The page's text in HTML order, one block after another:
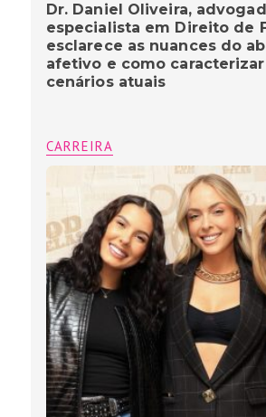
Dr. Daniel Oliveira,
especialista em Direito de
esclarece as nuances do
afetivo e como
cenários atuais
CARREIRA